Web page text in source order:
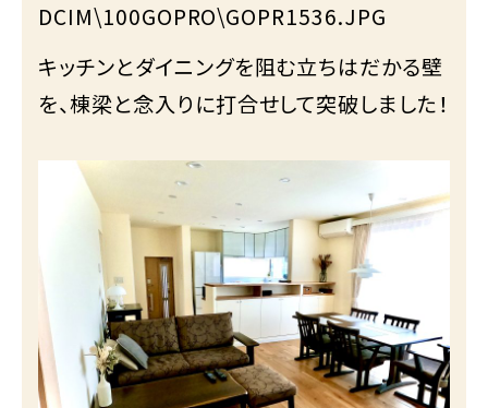
DCIM\100GOPRO\GOPR1536.JPG
キッチンとダイニングを阻む立ちはだかる壁
を、棟梁と念入りに打合せして突破しました！